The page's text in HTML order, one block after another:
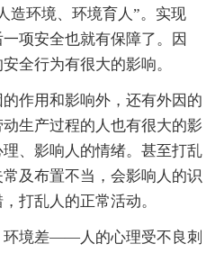
造环境、环境育人”。实现
项安全也就有保障了。因
全行为有很大的影响。
作用和影响外，还有外因的
生产过程的人也有很大的影
、影响人的情绪。甚至打乱
及布置不当，会影响人的识
打乱人的正常活动。
环境差——人的心理受不良刺